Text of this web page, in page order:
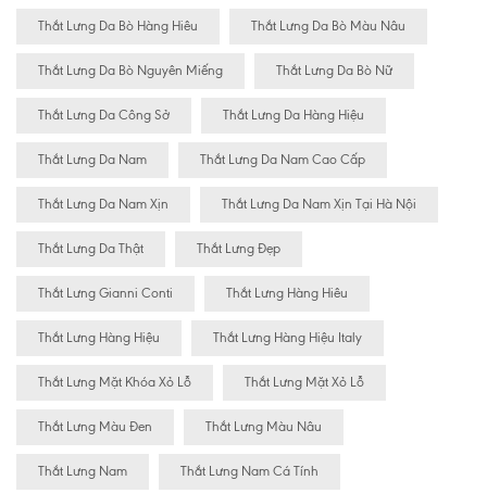
Thắt Lưng Da Bò Hàng Hiêu Thắt Lưng Da Bò Màu Nâu
Thắt Lưng Da Bò Nguyên Miếng Thắt Lưng Da Bò Nữ
Thắt Lưng Da Công Sở Thắt Lưng Da Hàng Hiệu
Thắt Lưng Da Nam Thắt Lưng Da Nam Cao Cấp
Thắt Lưng Da Nam Xịn Thắt Lưng Da Nam Xịn Tại Hà Nội
Thắt Lưng Da Thật Thắt Lưng Đẹp
Thắt Lưng Gianni Conti Thắt Lưng Hàng Hiêu
Thắt Lưng Hàng Hiệu Thắt Lưng Hàng Hiệu Italy
Thắt Lưng Mặt Khóa Xỏ Lỗ Thắt Lưng Mặt Xỏ Lỗ
Thắt Lưng Màu Đen Thắt Lưng Màu Nâu
Thắt Lưng Nam Thắt Lưng Nam Cá Tính